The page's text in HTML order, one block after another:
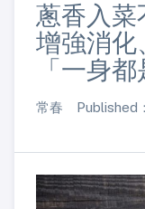
蔥香入菜
增強消化
「一身都
常春 Published